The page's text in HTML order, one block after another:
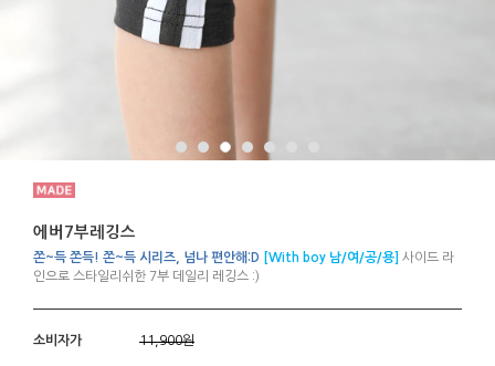
에버7부레깅스
쫀~득 쫀득! 쫀~득 시리즈, 넘나 편안해:D [With boy 남/여/공/용] 사이드 라
인으로 스타일리쉬한 7부 데일리 레깅스 :)
소비자가 11,900원